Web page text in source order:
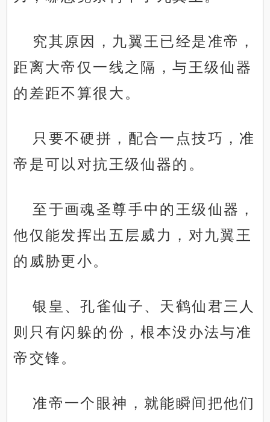
究其原因，九翼王已经是准帝，
距离大帝仅一线之隔，与王级仙器
的差距不算很大。
只要不硬拼，配合一点技巧，准
帝是可以对抗王级仙器的。
至于画魂圣尊手中的王级仙器，
他仅能发挥出五层威力，对九翼王
的威胁更小。
银皇、孔雀仙子、天鹤仙君三人
则只有闪躲的份，根本没办法与准
帝交锋。
准帝一个眼神，就能瞬间把他们